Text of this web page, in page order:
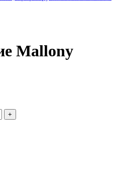
Mallony